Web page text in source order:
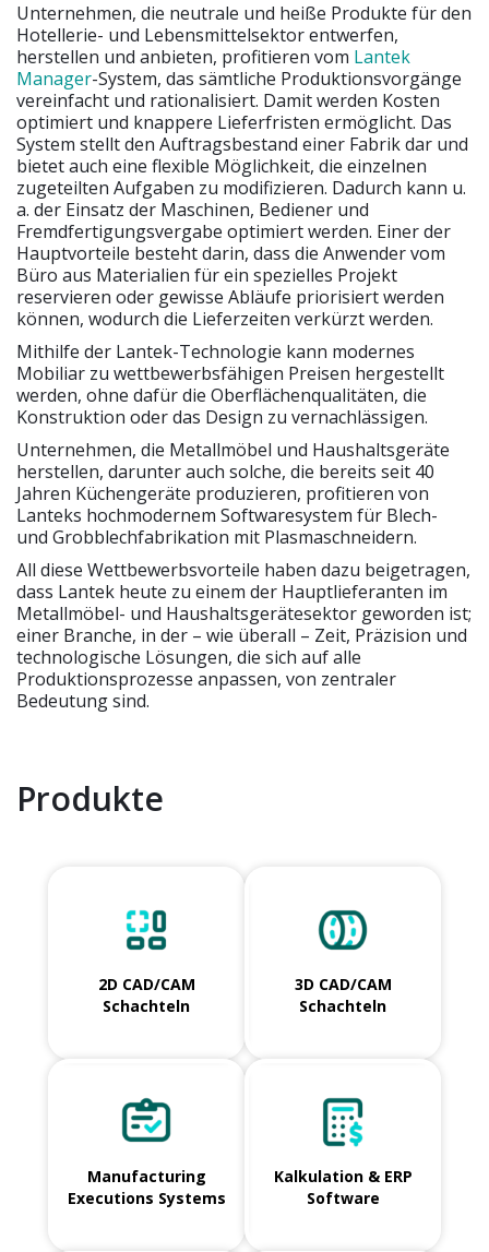
Unternehmen, die neutrale und heiße Produkte für den
Hotellerie- und Lebensmittelsektor entwerfen,
herstellen und anbieten, profitieren vom Lantek
Manager-System, das sämtliche Produktionsvorgänge
vereinfacht und rationalisiert. Damit werden Kosten
optimiert und knappere Lieferfristen ermöglicht. Das
System stellt den Auftragsbestand einer Fabrik dar und
bietet auch eine flexible Möglichkeit, die einzelnen
zugeteilten Aufgaben zu modifizieren. Dadurch kann u.
a. der Einsatz der Maschinen, Bediener und
Fremdfertigungsvergabe optimiert werden. Einer der
Hauptvorteile besteht darin, dass die Anwender vom
Büro aus Materialien für ein spezielles Projekt
reservieren oder gewisse Abläufe priorisiert werden
können, wodurch die Lieferzeiten verkürzt werden.
Mithilfe der Lantek-Technologie kann modernes
Mobiliar zu wettbewerbsfähigen Preisen hergestellt
werden, ohne dafür die Oberflächenqualitäten, die
Konstruktion oder das Design zu vernachlässigen.
Unternehmen, die Metallmöbel und Haushaltsgeräte
herstellen, darunter auch solche, die bereits seit 40
Jahren Küchengeräte produzieren, profitieren von
Lanteks hochmodernem Softwaresystem für Blech-
und Grobblechfabrikation mit Plasmaschneidern.
All diese Wettbewerbsvorteile haben dazu beigetragen,
dass Lantek heute zu einem der Hauptlieferanten im
Metallmöbel- und Haushaltsgerätesektor geworden ist;
einer Branche, in der – wie überall – Zeit, Präzision und
technologische Lösungen, die sich auf alle
Produktionsprozesse anpassen, von zentraler
Bedeutung sind.
Produkte
2D CAD/CAM
Schachteln
3D CAD/CAM
Schachteln
Manufacturing
Executions Systems
Kalkulation & ERP
Software